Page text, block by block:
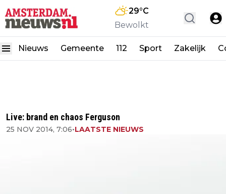
29°C
Bewolkt
Nieuws Gemeente 112 Sport Zakelijk
Live: brand en chaos Ferguson
25 NOV 2014, 7:06•LAATSTE NIEUWS